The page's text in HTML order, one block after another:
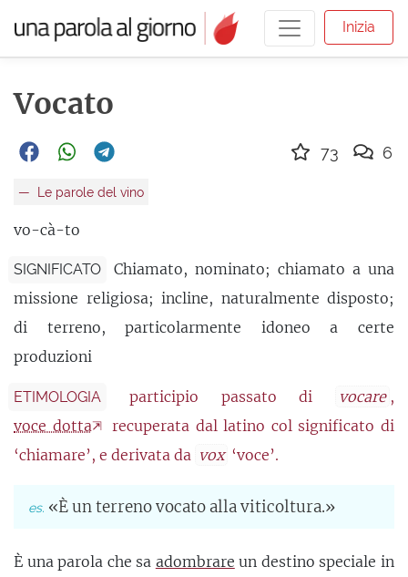
Inizia
Vocato
Le parole del vino
vo-cà-to
SIGNIFICATO
Chiamato, nominato; chiamato a una
missione religiosa; incline, naturalmente disposto;
di terreno, particolarmente idoneo a certe
produzioni
ETIMOLOGIA participio passato di vocare ,
voce dotta
recuperata dal latino col significato di
‘chiamare’, e derivata da vox ‘voce’.
«È un terreno vocato alla viticoltura.»
È una parola che sa adombrare un destino speciale in
73 6